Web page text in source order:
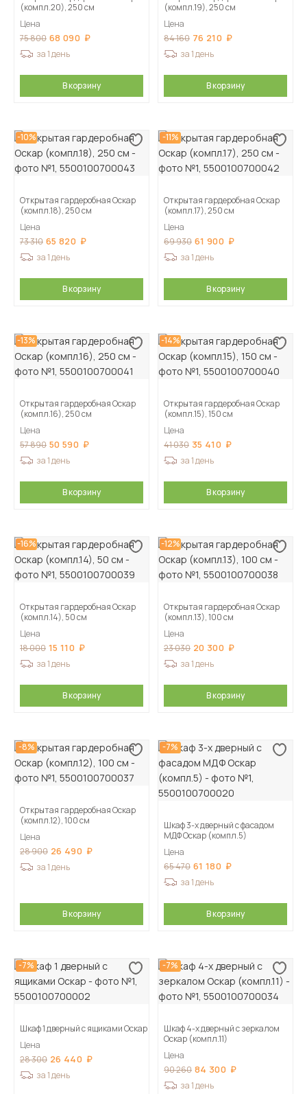
(компл.20), 250 см
Цена
75 800 68 090
за 1 день
В корзину
(компл.19), 250 см
Цена
84 160 76 210
за 1 день
В корзину
-10%
Открытая гардеробная Оскар
(компл.18), 250 см
Цена
73 310 65 820
за 1 день
В корзину
-11%
Открытая гардеробная Оскар
(компл.17), 250 см
Цена
69 930 61 900
за 1 день
В корзину
-13%
Открытая гардеробная Оскар
(компл.16), 250 см
Цена
57 890 50 590
за 1 день
В корзину
-14%
Открытая гардеробная Оскар
(компл.15), 150 см
Цена
41 030 35 410
за 1 день
В корзину
-16%
Открытая гардеробная Оскар
(компл.14), 50 см
Цена
18 000 15 110
за 1 день
В корзину
-12%
Открытая гардеробная Оскар
(компл.13), 100 см
Цена
23 030 20 300
за 1 день
В корзину
-8%
Открытая гардеробная Оскар
(компл.12), 100 см
Цена
28 900 26 490
за 1 день
В корзину
-7%
Шкаф 3-х дверный с фасадом
МДФ Оскар (компл.5)
Цена
65 470 61 180
за 1 день
В корзину
-7%
Шкаф 1 дверный с ящиками Оскар
Цена
28 300 26 440
за 1 день
-7%
Шкаф 4-х дверный с зеркалом
Оскар (компл.11)
Цена
90 260 84 300
за 1 день